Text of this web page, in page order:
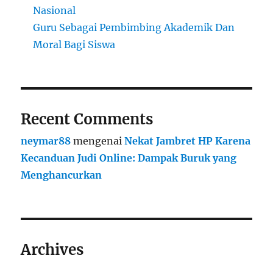
Nasional
Guru Sebagai Pembimbing Akademik Dan
Moral Bagi Siswa
Recent Comments
neymar88 mengenaiNekat Jambret HP Karena
Kecanduan Judi Online: Dampak Buruk yang
Menghancurkan
Archives